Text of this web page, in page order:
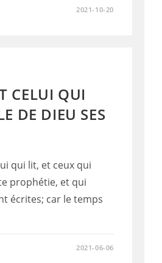
2021-10-20
CELUI QUI
DE DIEU SES
qui lit, et ceux qui
prophétie, et qui
écrites; car le temps
2021-06-06